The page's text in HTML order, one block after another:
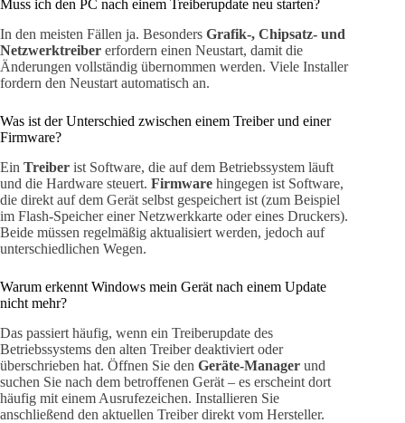
Muss ich den PC nach einem Treiberupdate neu starten?
In den meisten Fällen ja. Besonders Grafik-, Chipsatz- und
Netzwerktreiber erfordern einen Neustart, damit die
Änderungen vollständig übernommen werden. Viele Installer
fordern den Neustart automatisch an.
Was ist der Unterschied zwischen einem Treiber und einer
Firmware?
Ein Treiber ist Software, die auf dem Betriebssystem läuft
und die Hardware steuert. Firmware hingegen ist Software,
die direkt auf dem Gerät selbst gespeichert ist (zum Beispiel
im Flash-Speicher einer Netzwerkkarte oder eines Druckers).
Beide müssen regelmäßig aktualisiert werden, jedoch auf
unterschiedlichen Wegen.
Warum erkennt Windows mein Gerät nach einem Update
nicht mehr?
Das passiert häufig, wenn ein Treiberupdate des
Betriebssystems den alten Treiber deaktiviert oder
überschrieben hat. Öffnen Sie den Geräte-Manager und
suchen Sie nach dem betroffenen Gerät – es erscheint dort
häufig mit einem Ausrufezeichen. Installieren Sie
anschließend den aktuellen Treiber direkt vom Hersteller.